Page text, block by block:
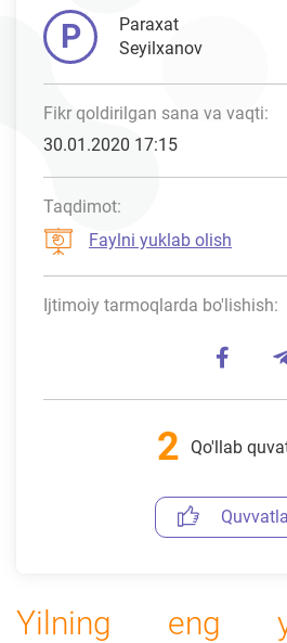
Yilning eng
P
Paraxat
Seyilxanov
Fikr qoldirilgan sana va vaqti:
30.01.2020 17:15
Taqdimot:
Faylni yuklab olish
Ijtimoiy tarmoqlarda bo'lishish:
2 Qo'llab